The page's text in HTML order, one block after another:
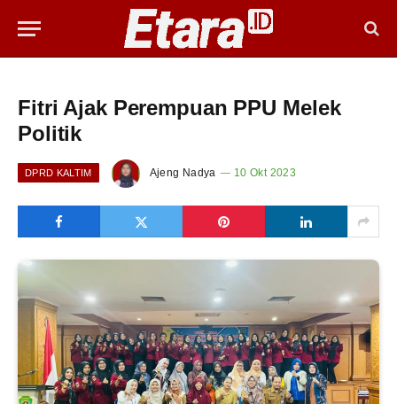
Fitri Ajak Perempuan PPU Melek
Politik
DPRD KALTIM Ajeng Nadya 10 Okt 2023